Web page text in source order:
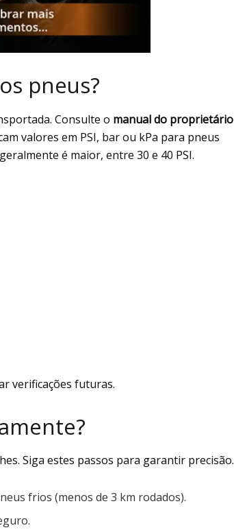
pneus?
Consulte o manual do proprietário
valores em PSI, bar ou kPa para pneus
é maior, entre 30 e 40 PSI.
verificações futuras.
Siga estes passos para garantir precisão.
frios (menos de 3 km rodados).